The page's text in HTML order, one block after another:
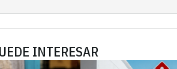
INTERESAR